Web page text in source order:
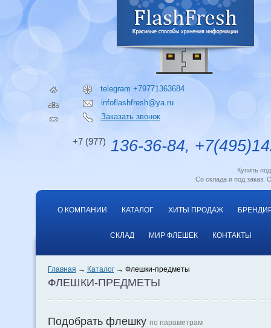
telegram +79771363684
infoflashfresh@ya.ru
Заказать звонок
+7 (977) 136-36-84,
Купить
Со склада и под заказ.
О КОМПАНИИ КАТАЛОГ ХИТЫ ПРОДАЖ
СКЛАД МИР ФЛЕШЕК КОНТАКТЫ
Главная Каталог Флешки-предметы
ФЛЕШКИ-ПРЕДМЕТЫ
Подобрать флешку по параметрам